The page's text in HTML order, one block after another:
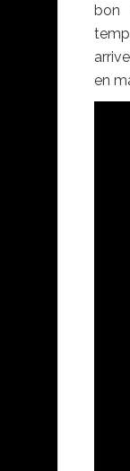
bon
en